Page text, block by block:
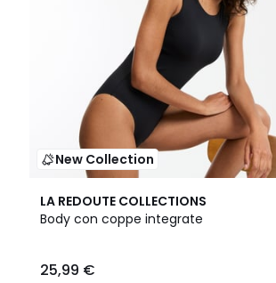
New Collection
LA REDOUTE COLLECTIONS
Body con coppe integrate
25,99 €
2
Colori